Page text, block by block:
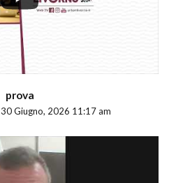
prova
30 Giugno, 2026 11:17 am